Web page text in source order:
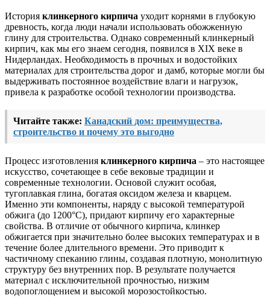
История клинкерного кирпича уходит корнями в глубокую
древность, когда люди начали использовать обожженную
глину для строительства. Однако современный клинкерный
кирпич, как мы его знаем сегодня, появился в XIX веке в
Нидерландах. Необходимость в прочных и водостойких
материалах для строительства дорог и дамб, которые могли бы
выдерживать постоянное воздействие влаги и нагрузок,
привела к разработке особой технологии производства.
Читайте также: Канадский дом: преимущества,
строительство и почему это выгодно
Процесс изготовления клинкерного кирпича – это настоящее
искусство, сочетающее в себе вековые традиции и
современные технологии. Основой служит особая,
тугоплавкая глина, богатая оксидом железа и кварцем.
Именно эти компоненты, наряду с высокой температурой
обжига (до 1200°C), придают кирпичу его характерные
свойства. В отличие от обычного кирпича, клинкер
обжигается при значительно более высоких температурах и в
течение более длительного времени. Это приводит к
частичному спеканию глины, создавая плотную, монолитную
структуру без внутренних пор. В результате получается
материал с исключительной прочностью, низким
водопоглощением и высокой морозостойкостью.